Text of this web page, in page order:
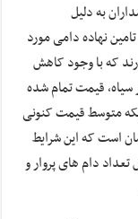
به دلیل
نهاده دامی مورد
که با وجود کاهش
سیاه، قیمت تمام شده
است، درحالیکه متوسط قیمت کنونی
۴۵ هزار تا ۵۵ هزار تومان است که این شرایط
دام های پروار و